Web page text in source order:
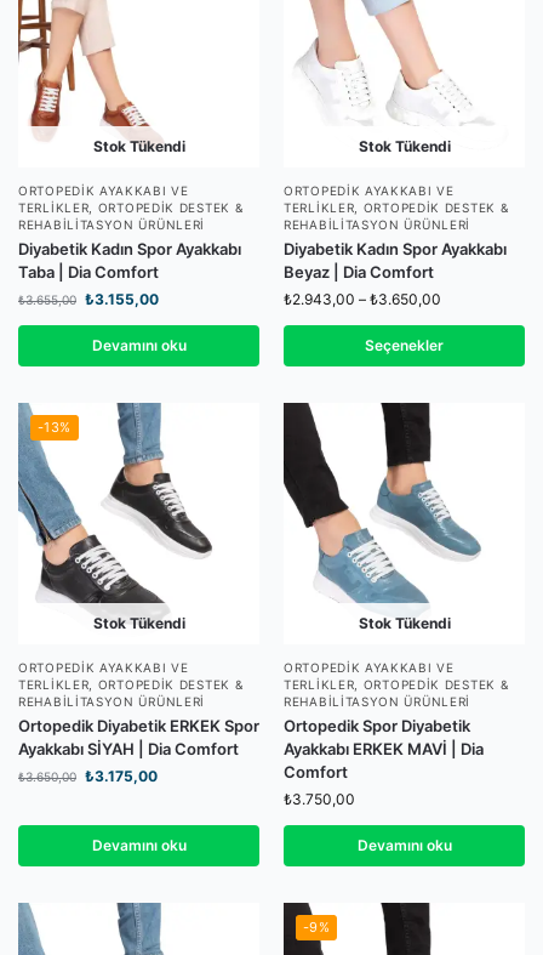
Stok Tükendi
ORTOPEDIK AYAKKABI VE
TERLIKLER
ORTOPEDIK DESTEK &
REHABILITASYON ÜRÜNLERI
Diyabetik Kadın Spor Ayakkabı
Taba | Dia Comfort
₺3.655,00 ₺3.155,00
Devamını oku
Stok Tükendi
ORTOPEDIK AYAKKABI VE
TERLIKLER
ORTOPEDIK DESTEK &
REHABILITASYON ÜRÜNLERI
Diyabetik Kadın Spor Ayakkabı
Beyaz | Dia Comfort
₺2.943,00 – ₺3.650,00
Seçenekler
-13%
Stok Tükendi
ORTOPEDIK AYAKKABI VE
TERLIKLER
ORTOPEDIK DESTEK &
REHABILITASYON ÜRÜNLERI
Ortopedik Diyabetik ERKEK Spor
Ayakkabı SİYAH | Dia Comfort
₺3.650,00 ₺3.175,00
Devamını oku
Stok Tükendi
ORTOPEDIK AYAKKABI VE
TERLIKLER
ORTOPEDIK DESTEK &
REHABILITASYON ÜRÜNLERI
Ortopedik Spor Diyabetik
Ayakkabı ERKEK MAVİ | Dia
Comfort
₺3.750,00
Devamını oku
-9%